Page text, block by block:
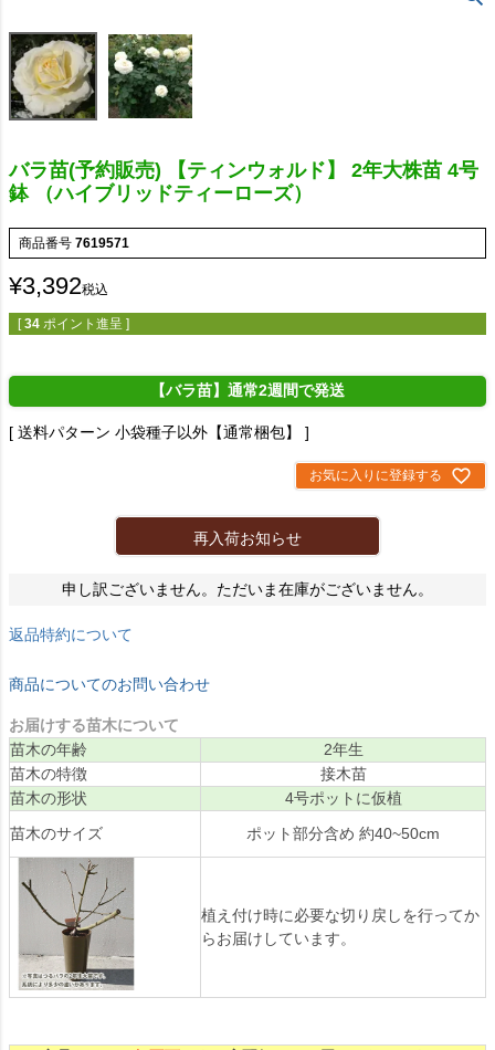
バラ苗(予約販売) 【ティンウォルド】 2年大株苗 4号
鉢 （ハイブリッドティーローズ）
商品番号 7619571
¥3,392税込
[ 34 ポイント進呈 ]
【バラ苗】通常2週間で発送
送料パターン 小袋種子以外【通常梱包】
お気に入りに登録する
再入荷お知らせ
申し訳ございません。ただいま在庫がございません。
返品特約について
商品についてのお問い合わせ
お届けする苗木について
苗木の年齢
2年生
苗木の特徴
接木苗
苗木の形状
4号ポットに仮植
苗木のサイズ
ポット部分含め 約40~50cm
植え付け時に必要な切り戻しを行ってか
らお届けしています。